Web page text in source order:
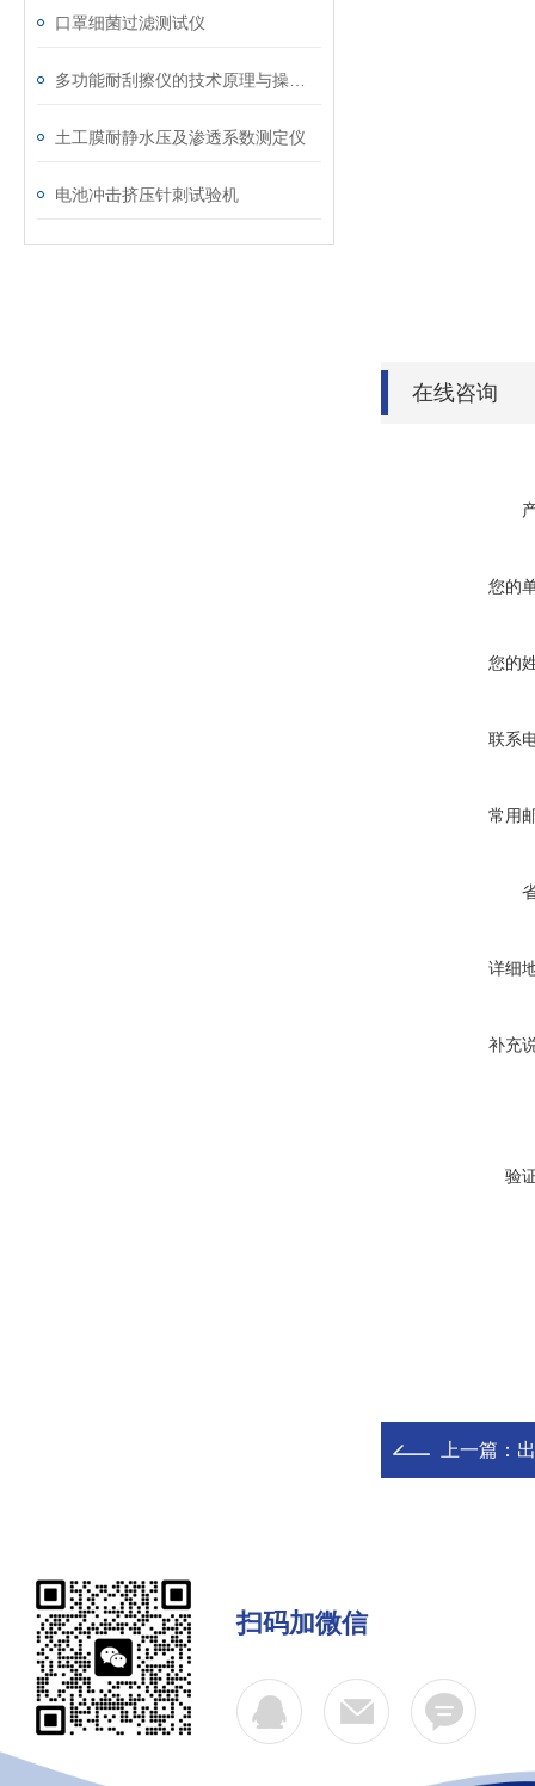
口罩细菌过滤测试仪
土工膜耐静水压及渗透系数测定仪
电池冲击挤压针刺试验机
在线咨询
您的
您的
联系
常用
详细
补充
验
上一篇：
扫码加微信